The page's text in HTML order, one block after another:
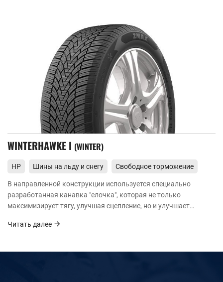
WINTERHAWKE I WINTER
HP Шины на льду и снегу
Свободное торможение
В направленной конструкции используется специально
разработанная канавка "елочка", которая не только
максимизирует тягу, улучшая сцепление, но и улучшает
Читать далее